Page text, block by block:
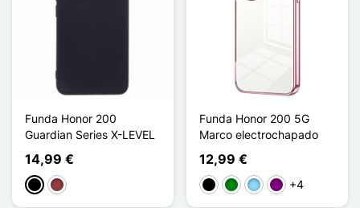
Funda Honor 200
Guardian Series X-LEVEL
14,99 €
NegroRojo oscuro
Funda Honor 200 5G
Marco electrochapado
12,99 €
NegroVerdeAzul claro
Púrpura
+4